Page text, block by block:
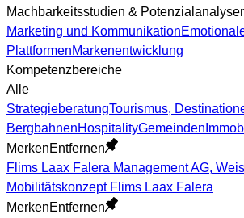
Machbarkeitsstudien &
Marketing und Kommunikation
PlattformenMarkenentwicklung
Kompetenzbereiche
Alle
StrategieberatungTourismus,
BergbahnenHospitalityGemeinden
MerkenEntfernen
Flims Laax Falera Management AG,
Mobilitätskonzept Flims Laax Falera
MerkenEntfernen